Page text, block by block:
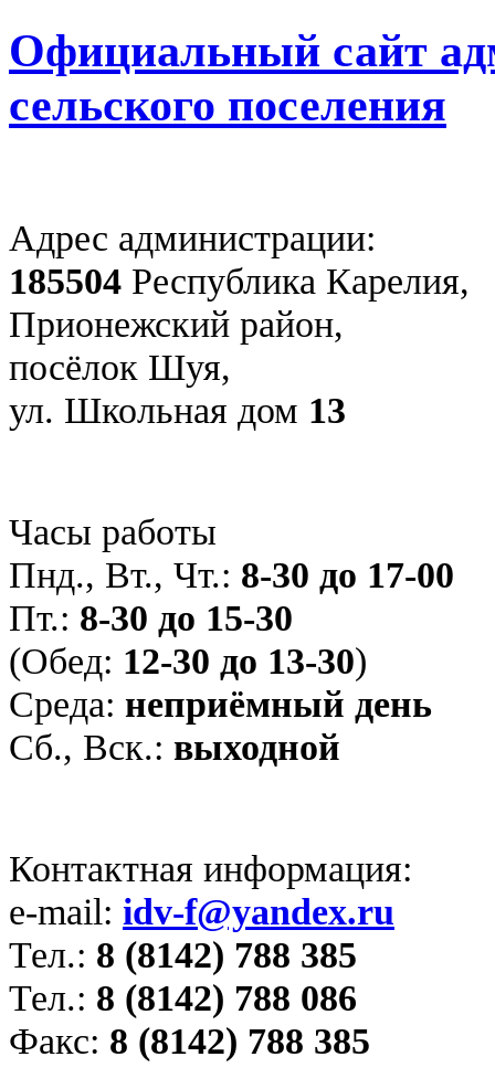
Официальный сайт
сельского поселения
Адрес администрации:
185504 Республика Карелия,
Прионежский район,
посёлок Шуя,
ул. Школьная дом 13
Часы работы
Пнд., Вт., Чт.: 8-30 до 17-00
Пт.: 8-30 до 15-30
(Обед: 12-30 до 13-30)
Среда: неприёмный день
Сб., Вск.: выходной
Контактная информация:
e-mail: idv-f@yandex.ru
Тел.: 8 (8142) 788 385
Тел.: 8 (8142) 788 086
Факс: 8 (8142) 788 385